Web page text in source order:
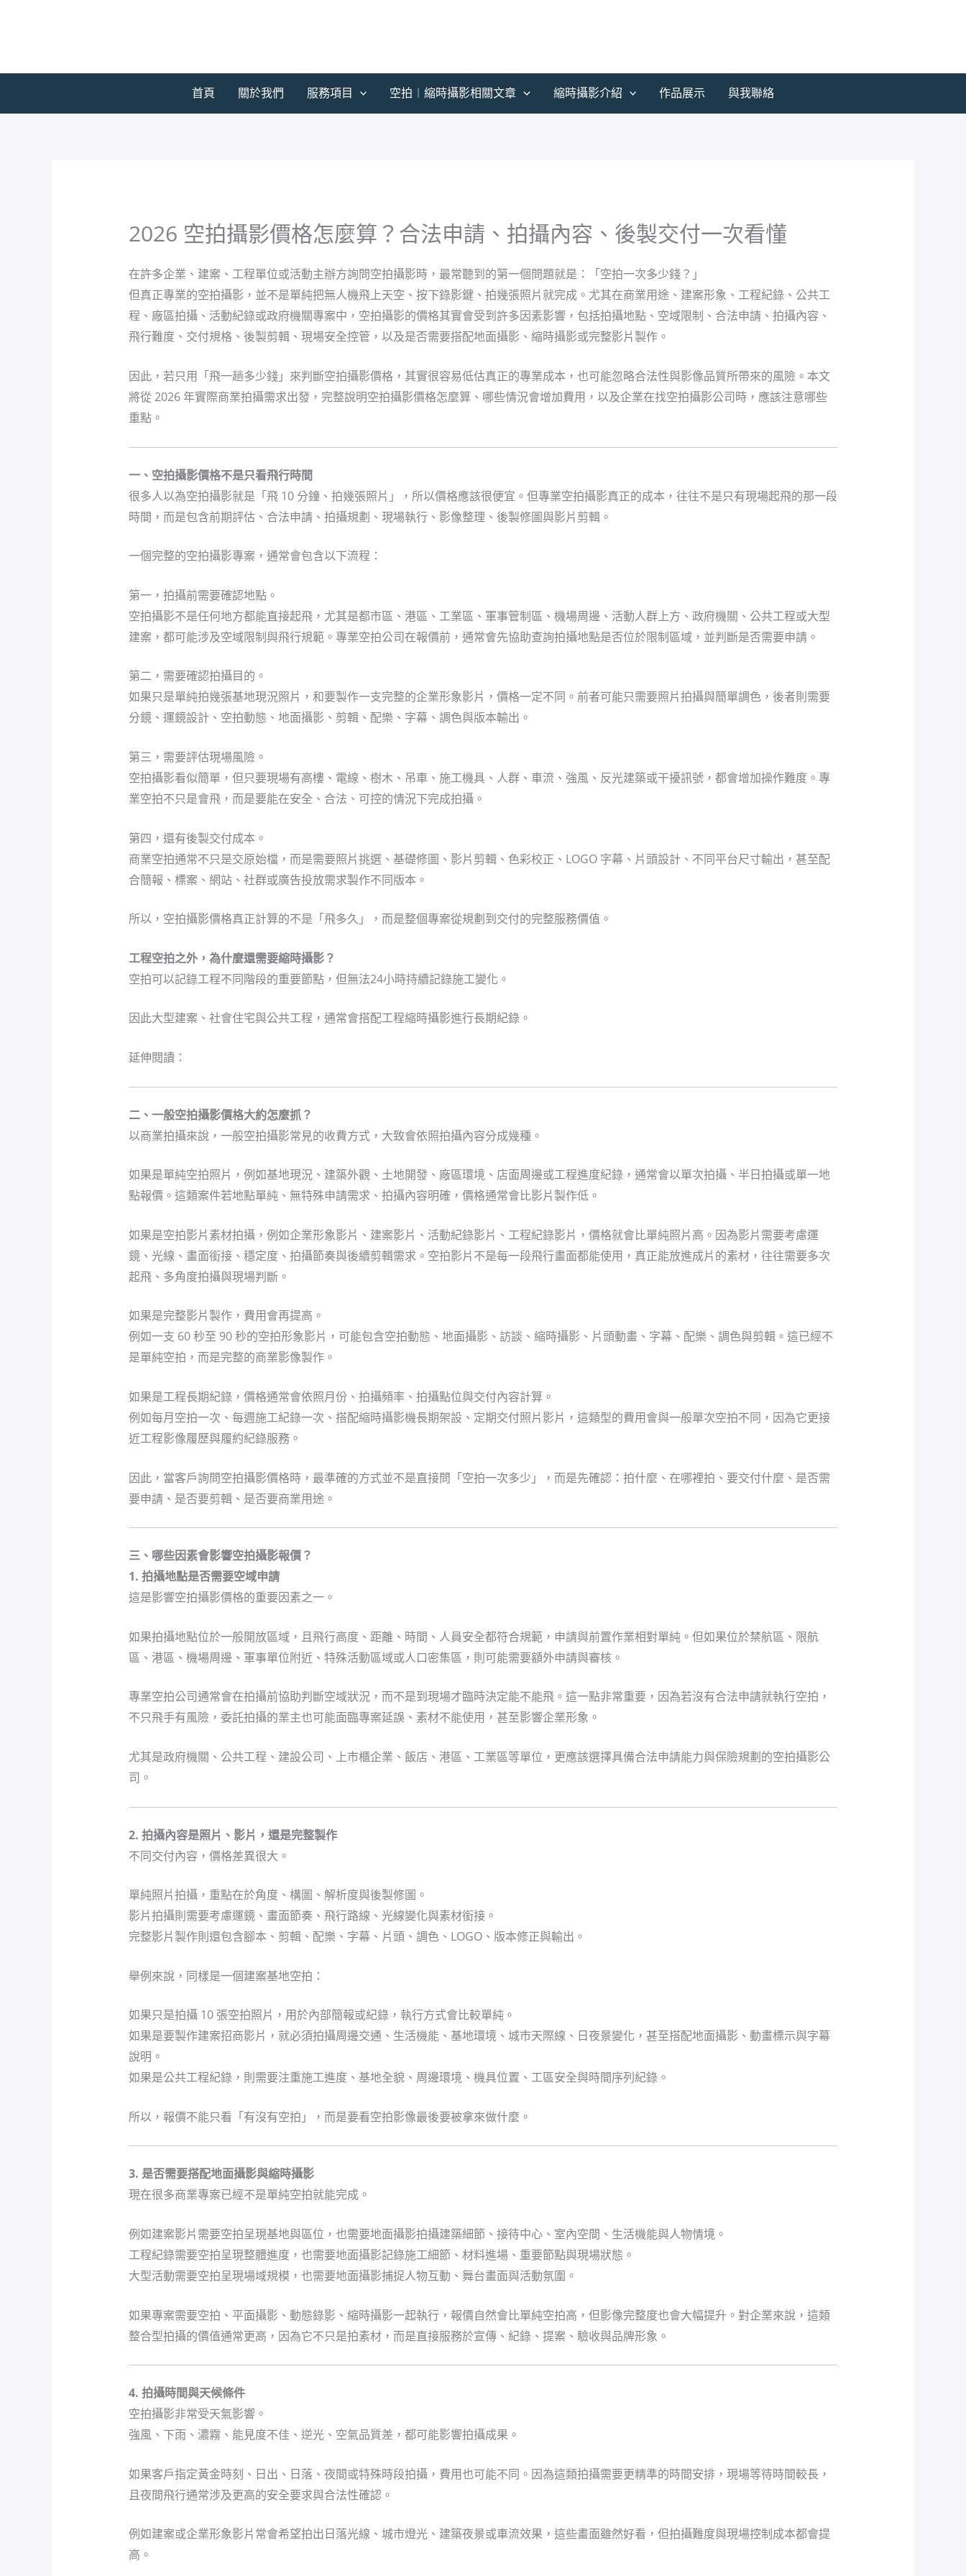
要
容
首頁 關於我們 服務項目 空拍︱縮時攝影相關文章 縮時攝影介紹 作品展示 與我聯絡
2026 空拍攝影價格怎麼算？合法申請、拍攝內容、後製交付一次看懂
在許多企業、建案、工程單位或活動主辦方詢問空拍攝影時，最常聽到的第一個問題就是：「空拍一次多少錢？」
但真正專業的空拍攝影，並不是單純把無人機飛上天空、按下錄影鍵、拍幾張照片就完成。尤其在商業用途、建案形象、工程紀錄、公共工
程、廠區拍攝、活動紀錄或政府機關專案中，空拍攝影的價格其實會受到許多因素影響，包括拍攝地點、空域限制、合法申請、拍攝內容、
飛行難度、交付規格、後製剪輯、現場安全控管，以及是否需要搭配地面攝影、縮時攝影或完整影片製作。
因此，若只用「飛一趟多少錢」來判斷空拍攝影價格，其實很容易低估真正的專業成本，也可能忽略合法性與影像品質所帶來的風險。本文
將從 2026 年實際商業拍攝需求出發，完整說明空拍攝影價格怎麼算、哪些情況會增加費用，以及企業在找空拍攝影公司時，應該注意哪些
重點。
一、空拍攝影價格不是只看飛行時間
很多人以為空拍攝影就是「飛 10 分鐘、拍幾張照片」，所以價格應該很便宜。但專業空拍攝影真正的成本，往往不是只有現場起飛的那一段
時間，而是包含前期評估、合法申請、拍攝規劃、現場執行、影像整理、後製修圖與影片剪輯。
一個完整的空拍攝影專案，通常會包含以下流程：
第一，拍攝前需要確認地點。
空拍攝影不是任何地方都能直接起飛，尤其是都市區、港區、工業區、軍事管制區、機場周邊、活動人群上方、政府機關、公共工程或大型
建案，都可能涉及空域限制與飛行規範。專業空拍公司在報價前，通常會先協助查詢拍攝地點是否位於限制區域，並判斷是否需要申請。
第二，需要確認拍攝目的。
如果只是單純拍幾張基地現況照片，和要製作一支完整的企業形象影片，價格一定不同。前者可能只需要照片拍攝與簡單調色，後者則需要
分鏡、運鏡設計、空拍動態、地面攝影、剪輯、配樂、字幕、調色與版本輸出。
第三，需要評估現場風險。
空拍攝影看似簡單，但只要現場有高樓、電線、樹木、吊車、施工機具、人群、車流、強風、反光建築或干擾訊號，都會增加操作難度。專
業空拍不只是會飛，而是要能在安全、合法、可控的情況下完成拍攝。
第四，還有後製交付成本。
商業空拍通常不只是交原始檔，而是需要照片挑選、基礎修圖、影片剪輯、色彩校正、LOGO 字幕、片頭設計、不同平台尺寸輸出，甚至配
合簡報、標案、網站、社群或廣告投放需求製作不同版本。
所以，空拍攝影價格真正計算的不是「飛多久」，而是整個專案從規劃到交付的完整服務價值。
工程空拍之外，為什麼還需要縮時攝影？
空拍可以記錄工程不同階段的重要節點，但無法24小時持續記錄施工變化。
因此大型建案、社會住宅與公共工程，通常會搭配工程縮時攝影進行長期紀錄。
延伸閱讀：
二、一般空拍攝影價格大約怎麼抓？
以商業拍攝來說，一般空拍攝影常見的收費方式，大致會依照拍攝內容分成幾種。
如果是單純空拍照片，例如基地現況、建築外觀、土地開發、廠區環境、店面周邊或工程進度紀錄，通常會以單次拍攝、半日拍攝或單一地
點報價。這類案件若地點單純、無特殊申請需求、拍攝內容明確，價格通常會比影片製作低。
如果是空拍影片素材拍攝，例如企業形象影片、建案影片、活動紀錄影片、工程紀錄影片，價格就會比單純照片高。因為影片需要考慮運
鏡、光線、畫面銜接、穩定度、拍攝節奏與後續剪輯需求。空拍影片不是每一段飛行畫面都能使用，真正能放進成片的素材，往往需要多次
起飛、多角度拍攝與現場判斷。
如果是完整影片製作，費用會再提高。
例如一支 60 秒至 90 秒的空拍形象影片，可能包含空拍動態、地面攝影、訪談、縮時攝影、片頭動畫、字幕、配樂、調色與剪輯。這已經不
是單純空拍，而是完整的商業影像製作。
如果是工程長期紀錄，價格通常會依照月份、拍攝頻率、拍攝點位與交付內容計算。
例如每月空拍一次、每週施工紀錄一次、搭配縮時攝影機長期架設、定期交付照片影片，這類型的費用會與一般單次空拍不同，因為它更接
近工程影像履歷與履約紀錄服務。
因此，當客戶詢問空拍攝影價格時，最準確的方式並不是直接問「空拍一次多少」，而是先確認：拍什麼、在哪裡拍、要交付什麼、是否需
要申請、是否要剪輯、是否要商業用途。
三、哪些因素會影響空拍攝影報價？
1. 拍攝地點是否需要空域申請
這是影響空拍攝影價格的重要因素之一。
如果拍攝地點位於一般開放區域，且飛行高度、距離、時間、人員安全都符合規範，申請與前置作業相對單純。但如果位於禁航區、限航
區、港區、機場周邊、軍事單位附近、特殊活動區域或人口密集區，則可能需要額外申請與審核。
專業空拍公司通常會在拍攝前協助判斷空域狀況，而不是到現場才臨時決定能不能飛。這一點非常重要，因為若沒有合法申請就執行空拍，
不只飛手有風險，委託拍攝的業主也可能面臨專案延誤、素材不能使用，甚至影響企業形象。
尤其是政府機關、公共工程、建設公司、上市櫃企業、飯店、港區、工業區等單位，更應該選擇具備合法申請能力與保險規劃的空拍攝影公
司。
2. 拍攝內容是照片、影片，還是完整製作
不同交付內容，價格差異很大。
單純照片拍攝，重點在於角度、構圖、解析度與後製修圖。
影片拍攝則需要考慮運鏡、畫面節奏、飛行路線、光線變化與素材銜接。
完整影片製作則還包含腳本、剪輯、配樂、字幕、片頭、調色、LOGO、版本修正與輸出。
舉例來說，同樣是一個建案基地空拍：
如果只是拍攝 10 張空拍照片，用於內部簡報或紀錄，執行方式會比較單純。
如果是要製作建案招商影片，就必須拍攝周邊交通、生活機能、基地環境、城市天際線、日夜景變化，甚至搭配地面攝影、動畫標示與字幕
說明。
如果是公共工程紀錄，則需要注重施工進度、基地全貌、周邊環境、機具位置、工區安全與時間序列紀錄。
所以，報價不能只看「有沒有空拍」，而是要看空拍影像最後要被拿來做什麼。
3. 是否需要搭配地面攝影與縮時攝影
現在很多商業專案已經不是單純空拍就能完成。
例如建案影片需要空拍呈現基地與區位，也需要地面攝影拍攝建築細節、接待中心、室內空間、生活機能與人物情境。
工程紀錄需要空拍呈現整體進度，也需要地面攝影記錄施工細節、材料進場、重要節點與現場狀態。
大型活動需要空拍呈現場域規模，也需要地面攝影捕捉人物互動、舞台畫面與活動氛圍。
如果專案需要空拍、平面攝影、動態錄影、縮時攝影一起執行，報價自然會比單純空拍高，但影像完整度也會大幅提升。對企業來說，這類
整合型拍攝的價值通常更高，因為它不只是拍素材，而是直接服務於宣傳、紀錄、提案、驗收與品牌形象。
4. 拍攝時間與天候條件
空拍攝影非常受天氣影響。
強風、下雨、濃霧、能見度不佳、逆光、空氣品質差，都可能影響拍攝成果。
如果客戶指定黃金時刻、日出、日落、夜間或特殊時段拍攝，費用也可能不同。因為這類拍攝需要更精準的時間安排，現場等待時間較長，
且夜間飛行通常涉及更高的安全要求與合法性確認。
例如建案或企業形象影片常會希望拍出日落光線、城市燈光、建築夜景或車流效果，這些畫面雖然好看，但拍攝難度與現場控制成本都會提
高。